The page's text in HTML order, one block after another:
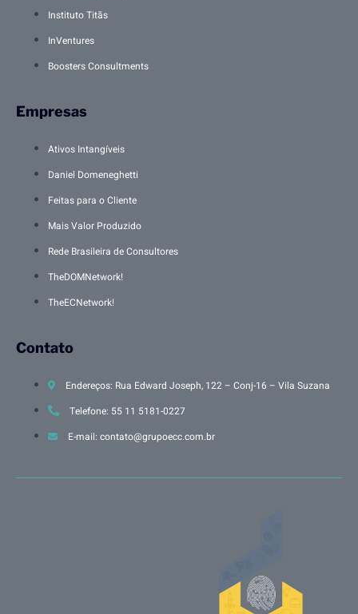
Instituto Titãs
InVentures
Boosters Consultments
Empresas
Ativos Intangíveis
Daniel Domeneghetti
Feitas para o Cliente
Mais Valor Produzido
Rede Brasileira de Consultores
TheDOMNetwork!
TheECNetwork!
Contato
Endereços: Rua Edward Joseph, 122 – Conj-16 – Vila Suzana
Telefone: 55 11 5181-0227
E-mail: contato@grupoecc.com.br